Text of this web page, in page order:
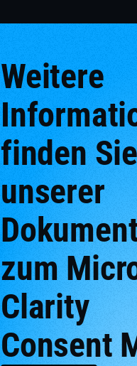
Weitere
finden
unserer
zum
Clarity
Consent